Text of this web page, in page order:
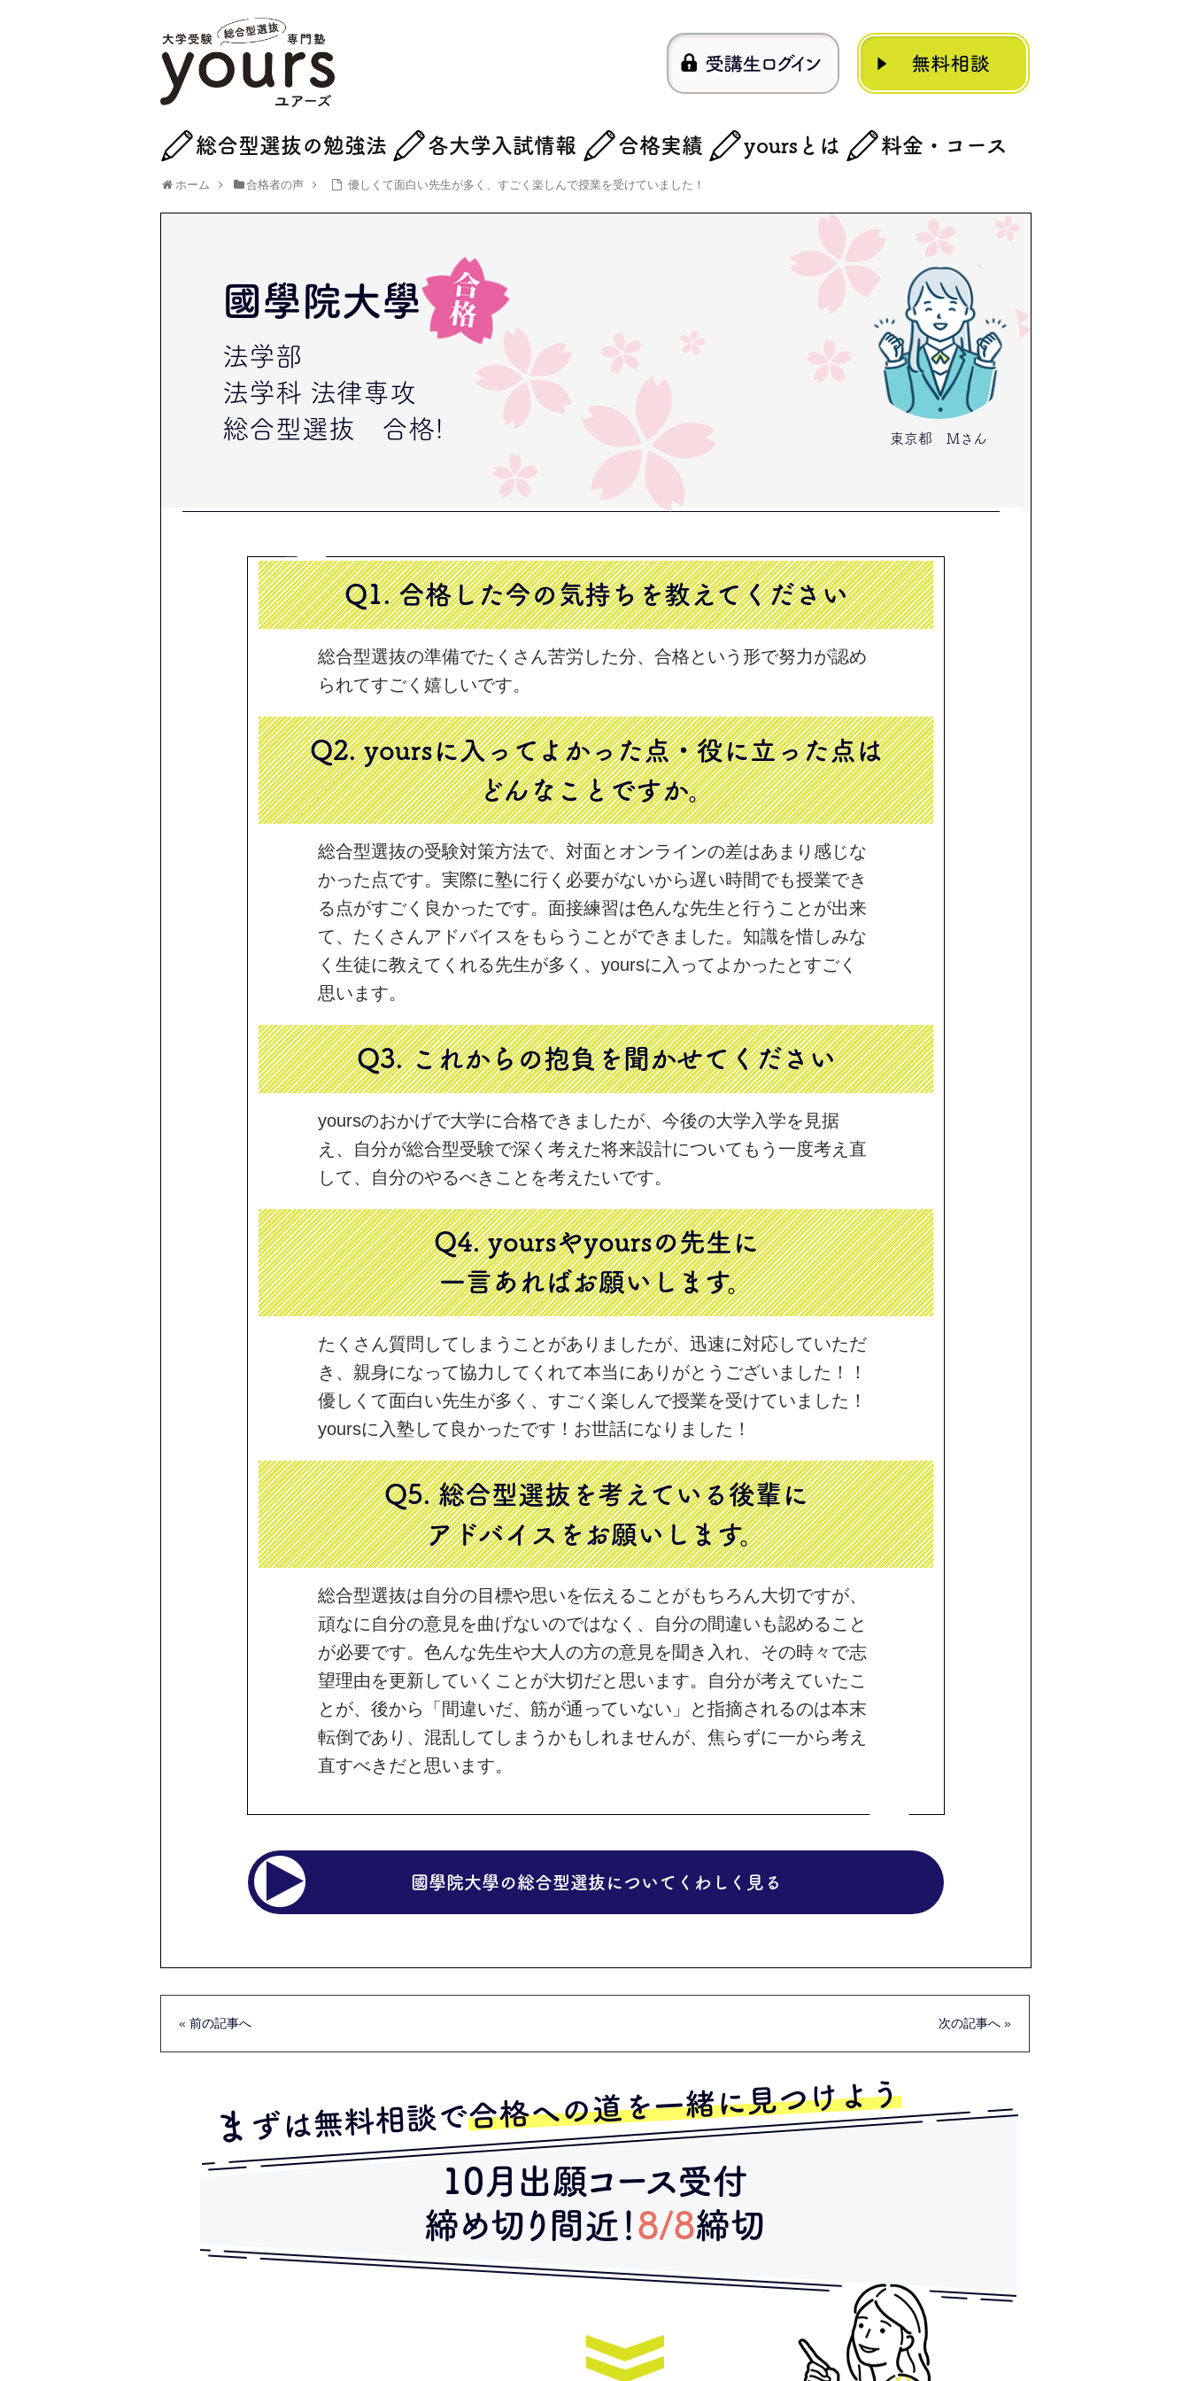
総合型選抜の勉強法 各大学入試情報 合格実績 yoursとは 料金・コース
ホーム 合格者の声 優しくて面白い先生が多く、すごく楽しんで授業を受けていました！
國學院大學
法学部
法学科 法律専攻
総合型選抜 合格!
東京都 Mさん
Q1. 合格した今の気持ちを教えてください
総合型選抜の準備でたくさん苦労した分、合格という形で努力が認め
られてすごく嬉しいです。
Q2. yoursに入ってよかった点・役に立った点は
どんなことですか。
総合型選抜の受験対策方法で、対面とオンラインの差はあまり感じな
かった点です。実際に塾に行く必要がないから遅い時間でも授業でき
る点がすごく良かったです。面接練習は色んな先生と行うことが出来
て、たくさんアドバイスをもらうことができました。知識を惜しみな
く生徒に教えてくれる先生が多く、yoursに入ってよかったとすごく
思います。
Q3. これからの抱負を聞かせてください
yoursのおかげで大学に合格できましたが、今後の大学入学を見据
え、自分が総合型受験で深く考えた将来設計についてもう一度考え直
して、自分のやるべきことを考えたいです。
Q4. yoursやyoursの先生に
一言あればお願いします。
たくさん質問してしまうことがありましたが、迅速に対応していただ
き、親身になって協力してくれて本当にありがとうございました！！
優しくて面白い先生が多く、すごく楽しんで授業を受けていました！
yoursに入塾して良かったです！お世話になりました！
Q5. 総合型選抜を考えている後輩に
アドバイスをお願いします。
総合型選抜は自分の目標や思いを伝えることがもちろん大切ですが、
頑なに自分の意見を曲げないのではなく、自分の間違いも認めること
が必要です。色んな先生や大人の方の意見を聞き入れ、その時々で志
望理由を更新していくことが大切だと思います。自分が考えていたこ
とが、後から「間違いだ、筋が通っていない」と指摘されるのは本末
転倒であり、混乱してしまうかもしれませんが、焦らずに一から考え
直すべきだと思います。
國學院大學の総合型選抜についてくわしく見る
« 前の記事へ 次の記事へ »
ま ずは無料相談で合格への道を一緒に見つけよう
10月出願コース受付
締め切り間近！ 8/8締切